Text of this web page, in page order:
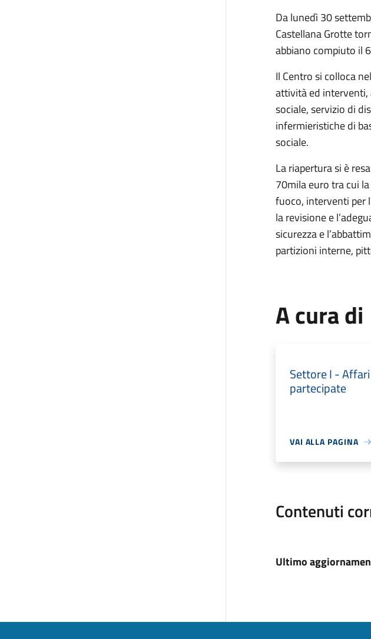
Da lunedì 30
Castellana Grotte
abbiano compiuto il
Il Centro si colloca
attività ed interventi,
sociale, servizio di
infermieristiche di
sociale.
La riapertura si è
70mila euro tra cui
fuoco, interventi per
la revisione e
sicurezza e
partizioni interne,
A cura di
Settore I -
partecipate
VAI ALLA PAGINA
Contenuti
Ultimo